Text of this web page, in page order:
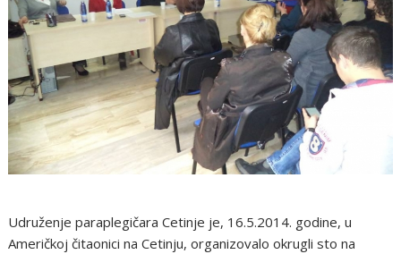
Udruženje paraplegičara Cetinje je, 16.5.2014. godine, u
Američkoj čitaonici na Cetinju, organizovalo okrugli sto na